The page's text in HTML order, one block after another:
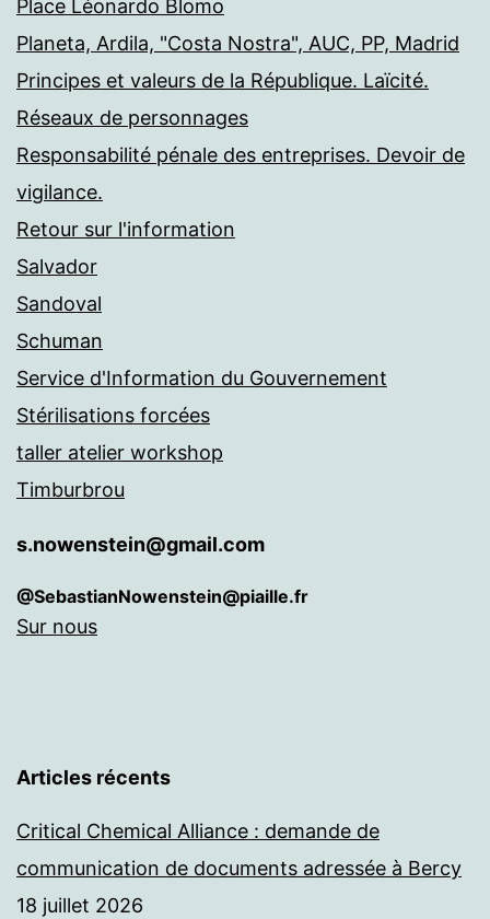
Place Léonardo Blomo
Planeta, Ardila, "Costa Nostra", AUC, PP, Madrid
Principes et valeurs de la République. Laïcité.
Réseaux de personnages
Responsabilité pénale des entreprises. Devoir de
vigilance.
Retour sur l'information
Salvador
Sandoval
Schuman
Service d'Information du Gouvernement
Stérilisations forcées
taller atelier workshop
Timburbrou
s.nowenstein@gmail.com
@SebastianNowenstein@piaille.fr
Sur nous
Articles récents
Critical Chemical Alliance : demande de
communication de documents adressée à Bercy
18 juillet 2026